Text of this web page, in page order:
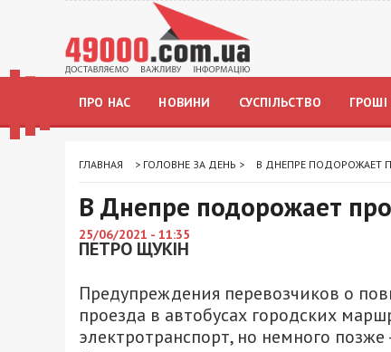
ПРО НАС НОВИНИ СУСПІЛЬСТВО ГРОШІ
ГЛАВНАЯ > ГОЛОВНЕ ЗА ДЕНЬ > В ДНЕПРЕ ПОДОРОЖАЕТ
В Днепре подорожает
25/06/2021 - 11:35
ПЕТРО ЩУКІН
Предупреждения перевозчиков о
проезда в автобусах городских
электротранспорт, но немного